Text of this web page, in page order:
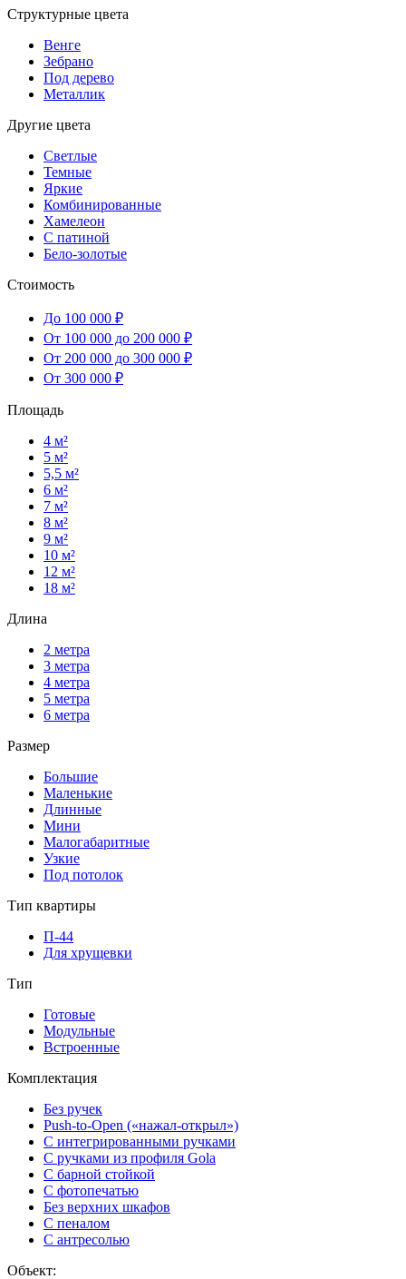
Структурные цвета
Венге
Зебрано
Под дерево
Металлик
Другие цвета
Светлые
Темные
Яркие
Комбинированные
Хамелеон
С патиной
Бело-золотые
Стоимость
До 100 000 ₽
От 100 000 до 200 000 ₽
От 200 000 до 300 000 ₽
От 300 000 ₽
Площадь
4 м²
5 м²
5,5 м²
6 м²
7 м²
8 м²
9 м²
10 м²
12 м²
18 м²
Длина
2 метра
3 метра
4 метра
5 метра
6 метра
Размер
Большие
Маленькие
Длинные
Мини
Малогабаритные
Узкие
Под потолок
Тип квартиры
П-44
Для хрущевки
Тип
Готовые
Модульные
Встроенные
Комплектация
Без ручек
Push-to-Open («нажал-открыл»)
С интегрированными ручками
С ручками из профиля Gola
С барной стойкой
С фотопечатью
Без верхних шкафов
С пеналом
С антресолью
Объект: